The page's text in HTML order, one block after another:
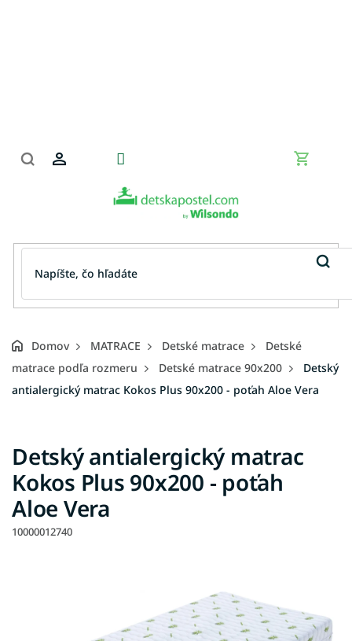
Domov MATRACE Detské matrace
Detské
matrace podľa rozmeru
Detské matrace 90x200
Detský
antialergický matrac Kokos Plus 90x200 - poťah Aloe Vera
Detský antialergický matrac
Kokos Plus 90x200 - poťah
Aloe Vera
10000012740